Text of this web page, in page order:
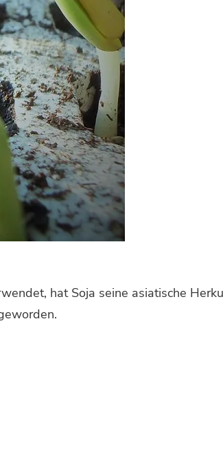
hat Soja seine asiatische